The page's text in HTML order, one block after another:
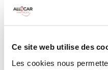
Ce site web utilise des
Les cookies nous
3 Valises